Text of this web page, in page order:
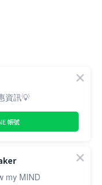
資訊💡
帳號
my MIND